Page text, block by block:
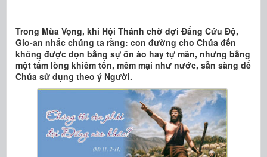
Trong Mùa Vọng, khi Hội Thánh chờ đợi Đấng Cứu Độ,
Gio-an nhắc chúng ta rằng: con đường cho Chúa đến
không được dọn bằng sự ồn ào hay tự mãn, nhưng bằng
một tấm lòng khiêm tốn, mềm mại như nước, sẵn sàng để
Chúa sử dụng theo ý Người.